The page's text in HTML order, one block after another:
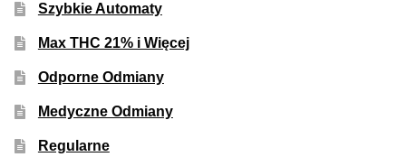
Producenci Nasion
Fajki Wodne
Szybkie Automaty
Max THC 21% i Więcej
Odporne Odmiany
Medyczne Odmiany
Regularne